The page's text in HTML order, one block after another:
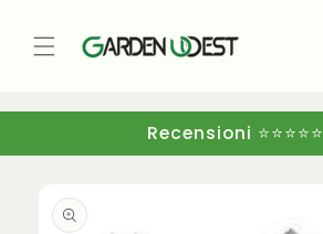
ai contenuti
Recensioni ⭐⭐⭐⭐⭐